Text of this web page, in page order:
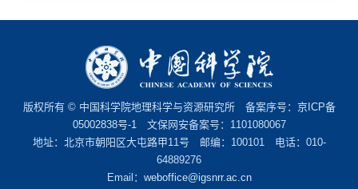
版权所有 © 中国科学院地理科学与资源研究所 备案序号： 京ICP备
05002838号-1文保网安备案号：1101080067
地址：北京市朝阳区大屯路甲11号 邮编：100101 电话：010-
64889276
Email： weboffice@igsnrr.ac.cn